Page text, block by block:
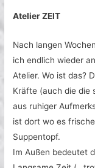
Atelier ZEIT
Nach langen
ich endlich wieder
Atelier. Wo ist das?
Kräfte (auch die die
aus ruhiger
ist dort wo es
Suppentopf.
Im Außen bedeutet